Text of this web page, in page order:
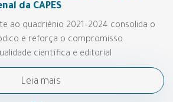
da CAPES
ao quadriênio 2021–2024 consolida o
e reforça o compromisso
científica e editorial
Leia mais